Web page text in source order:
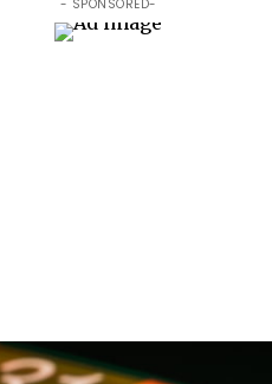
- SPONSORED-